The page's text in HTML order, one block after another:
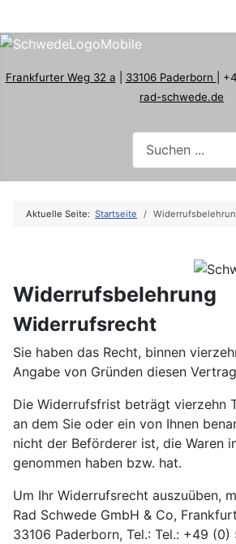
Frankfurter Weg 32 a 33106 Paderborn |
rad-schwede.de
Aktuelle Seite: Startseite
Widerrufsbelehrung
Widerrufsrecht
Sie haben das Recht, binnen
Angabe von Gründen diesen
Die Widerrufsfrist beträgt vierzehn
an dem Sie oder ein von Ihnen
nicht der Beförderer ist, die Waren
genommen haben bzw. hat.
Um Ihr Widerrufsrecht auszuüben,
Rad Schwede GmbH & Co,
33106 Paderborn, Tel.: Tel.: +49 (0)